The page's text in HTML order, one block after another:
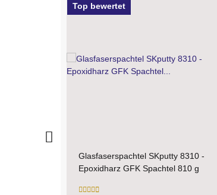
Top bewertet
Epoxyspachtel Set 1,5 kg MIPA
E90 2K Spachtel